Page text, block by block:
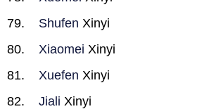
Shufen Xinyi
Xiaomei Xinyi
Xuefen Xinyi
Jiali Xinyi